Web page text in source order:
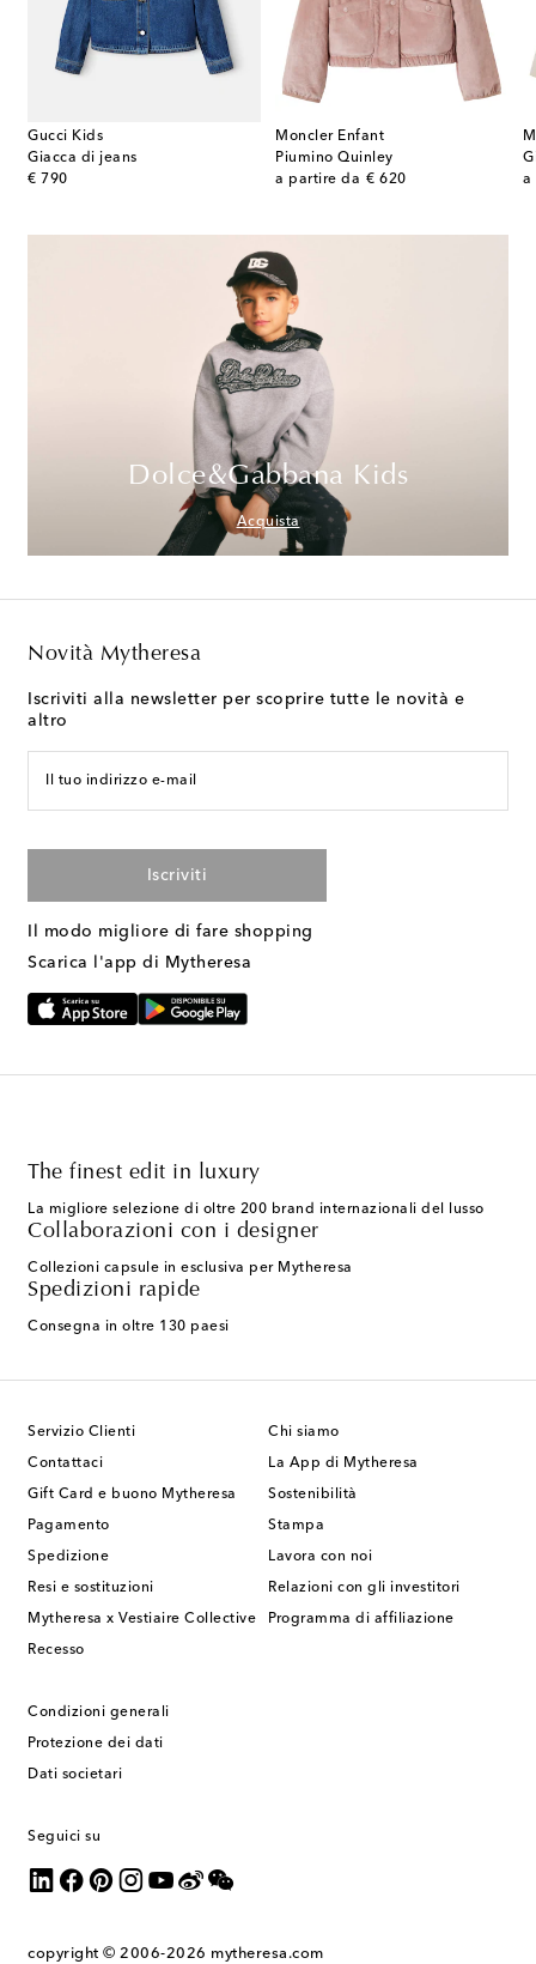
Gucci Kids
Giacca di jeans
€ 790
original price
Moncler Enfant
Piumino Quinley
a partire da € 620
original price a
Dolce&Gabbana Kids
Acquista
Novità Mytheresa
Iscriviti alla newsletter per scoprire tutte le novità e
altro
Il tuo indirizzo e-mail
Iscriviti
Il modo migliore di fare shopping
Scarica l'app di Mytheresa
The finest edit in luxury
La migliore selezione di oltre 200 brand internazionali del lusso
Collaborazioni con i designer
Collezioni capsule in esclusiva per Mytheresa
Spedizioni rapide
Consegna in oltre 130 paesi
Servizio Clienti
Contattaci
Gift Card e buono Mytheresa
Pagamento
Spedizione
Resi e sostituzioni
Mytheresa x Vestiaire Collective
Recesso
Chi siamo
La App di Mytheresa
Sostenibilità
Stampa
Lavora con noi
Relazioni con gli investitori
Programma di affiliazione
Condizioni generali
Protezione dei dati
Dati societari
Seguici su
copyright © 2006-2026 mytheresa.com